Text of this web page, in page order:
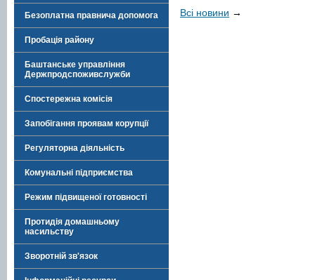
Безоплатна правнича допомога
Пробація району
Баштанське управління
Держпродспоживслужби
Спостережна комісія
Запобігання проявам корупції
Регуляторна діяльність
Комунальні підприємства
Режим підвищеної готовності
Протидія домашньому
насильству
Зворотній зв'язок
Всі новини →